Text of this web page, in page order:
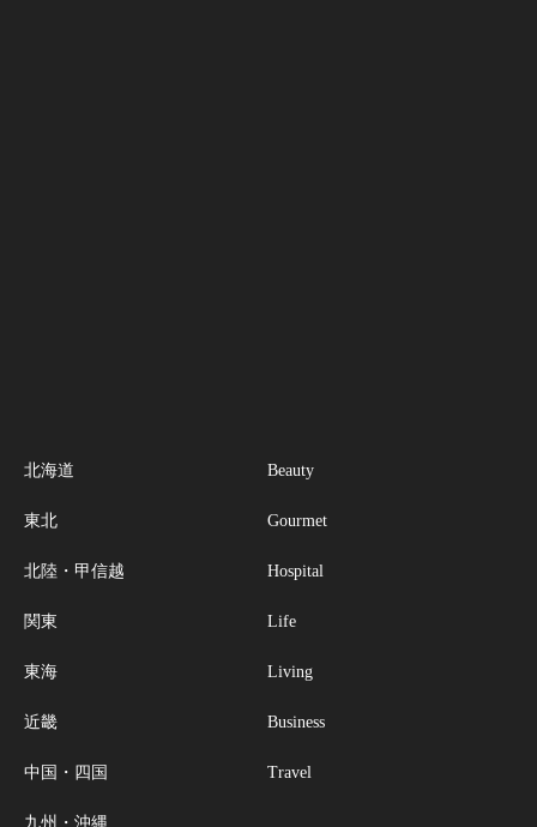
北海道
東北
北陸・甲信越
関東
東海
近畿
中国・四国
九州・沖縄
Beauty
Gourmet
Hospital
Life
Living
Business
Travel